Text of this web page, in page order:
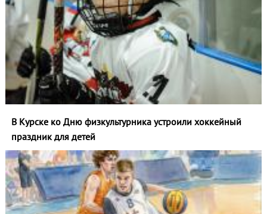
В Курске ко Дню физкультурника устроили хоккейный
праздник для детей